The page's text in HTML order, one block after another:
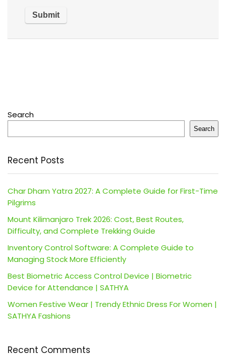
Search
Search
Recent Posts
Char Dham Yatra 2027: A Complete Guide for First-Time
Pilgrims
Mount Kilimanjaro Trek 2026: Cost, Best Routes,
Difficulty, and Complete Trekking Guide
Inventory Control Software: A Complete Guide to
Managing Stock More Efficiently
Best Biometric Access Control Device | Biometric
Device for Attendance | SATHYA
Women Festive Wear | Trendy Ethnic Dress For Women |
SATHYA Fashions
Recent Comments